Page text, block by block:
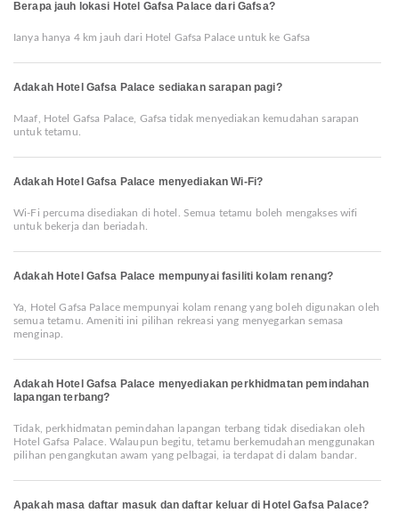
Berapa jauh lokasi Hotel Gafsa Palace dari Gafsa?
Ianya hanya 4 km jauh dari Hotel Gafsa Palace untuk ke Gafsa
Adakah Hotel Gafsa Palace sediakan sarapan pagi?
Maaf, Hotel Gafsa Palace, Gafsa tidak menyediakan kemudahan sarapan
untuk tetamu.
Adakah Hotel Gafsa Palace menyediakan Wi-Fi?
Wi-Fi percuma disediakan di hotel. Semua tetamu boleh mengakses wifi
untuk bekerja dan beriadah.
Adakah Hotel Gafsa Palace mempunyai fasiliti kolam renang?
Ya, Hotel Gafsa Palace mempunyai kolam renang yang boleh digunakan oleh
semua tetamu. Ameniti ini pilihan rekreasi yang menyegarkan semasa
menginap.
Adakah Hotel Gafsa Palace menyediakan perkhidmatan pemindahan
lapangan terbang?
Tidak, perkhidmatan pemindahan lapangan terbang tidak disediakan oleh
Hotel Gafsa Palace. Walaupun begitu, tetamu berkemudahan menggunakan
pilihan pengangkutan awam yang pelbagai, ia terdapat di dalam bandar.
Apakah masa daftar masuk dan daftar keluar di Hotel Gafsa Palace?